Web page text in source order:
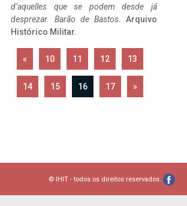
d’aquelles que se podem desde já
desprezar. Barão de Bastos. Arquivo
Histórico Militar.
« 10 11 12 13
14 15 16 17 »
© IHIT - todos os direitos reservados.